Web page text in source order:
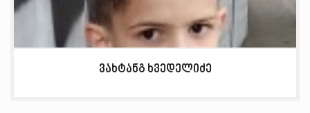
ვახტანგ ხვედელიძე